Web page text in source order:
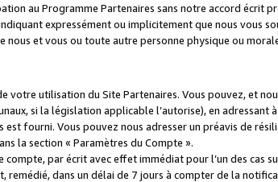
au Programme Partenaires sans notre accord écrit
expressément ou implicitement que nous vous
et vous ou toute autre personne physique ou
votre utilisation du Site Partenaires. Vous pouvez, et
si la législation applicable l’autorise), en adressant
fourni. Vous pouvez nous adresser un préavis de
la section « Paramètres du Compte ».
par écrit avec effet immédiat pour l’un des cas
dans un délai de 7 jours à compter de la